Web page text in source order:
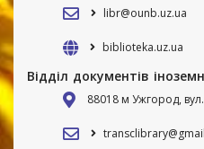
libr@ounb.uz.ua
biblioteka.uz.ua
Відділ документів
88018 м Ужгород,